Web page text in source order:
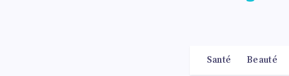
Santé Beauté